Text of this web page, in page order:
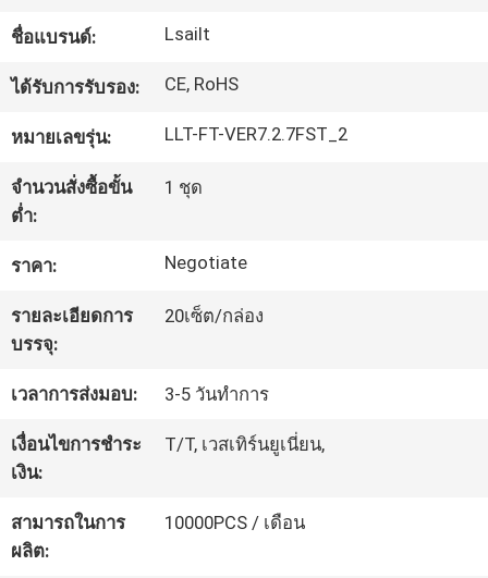
เกี่ยว
กับ
เรา
ทัวร์
โรงงาน
ควบคุม
คุณภาพ
เรา
ชื่อแบรนด์: Lsailt
ได้รับการรับรอง: CE, RoHS
หมายเลขรุ่น: LLT-FT-VER7.2.7FST_2
จำนวนสั่งซื้อขั้น
ต่ำ:
1 ชุด
ราคา: Negotiate
รายละเอียดการ
บรรจุ:
20เซ็ต/กล่อง
เวลาการส่งมอบ: 3-5 วันทำการ
เงื่อนไขการชำระ
เงิน:
T/T, เวสเทิร์นยูเนี่ยน,
สามารถในการ
ผลิต:
10000PCS / เดือน